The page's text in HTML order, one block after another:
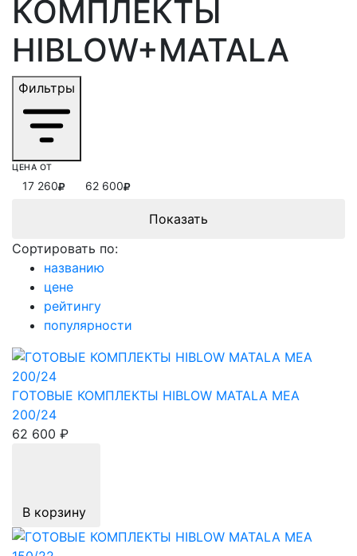
КОМПЛЕКТЫ
HIBLOW+MATALA
Фильтры
ЦЕНА ОТ
17 260 62 600
Сортировать по:
названию
цене
рейтингу
популярности
ГОТОВЫЕ КОМПЛЕКТЫ HIBLOW MATALA MEA
200/24
62 600 ₽
В корзину